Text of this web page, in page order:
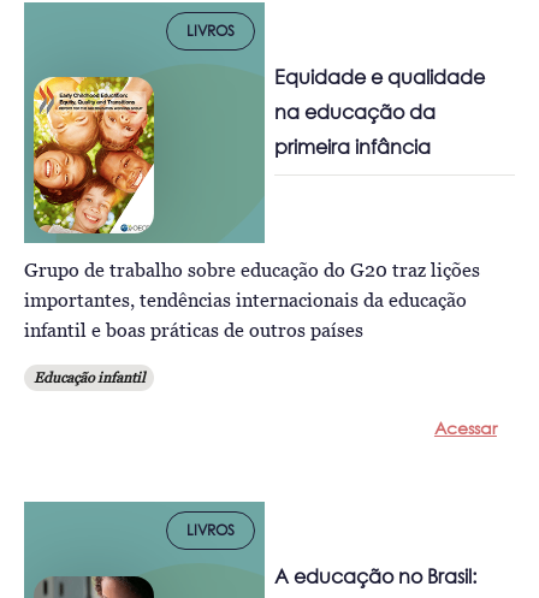
LIVROS
Equidade e qualidade
na educação da
primeira infância
Grupo de trabalho sobre educação do G20 traz lições
importantes, tendências internacionais da educação
infantil e boas práticas de outros países
Educação infantil
Acessar
LIVROS
A educação no Brasil: